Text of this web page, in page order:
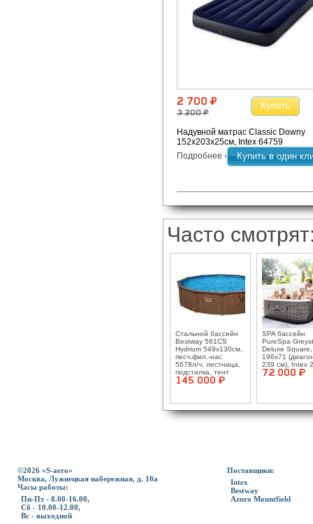
2 700 ¤
3 200 ¤
Купить
Надувной матрас Classic Downy
152х203х25см, Intex 64759
Подробнее ›
Купить в один
Часто
Стальной бассейн
Bestway 561CS
Hydrium 549х130см,
песч.фил.-нас
5678л/ч, лестница,
подстилка, тент
145 000 ¤
SPA бассейн
PureSpa
Deluxe Square,
196x71
239 см), Intex
72 000 ¤
©2026 «S-aero»
Москва, Лужнецкая набережная, д. 10а
Часы работы:
Пн-Пт - 8.00-16.00,
Сб - 10.00-12.00,
Вс - выходной
Поставщики:
Intex
Bestway
Azuro Mountfield